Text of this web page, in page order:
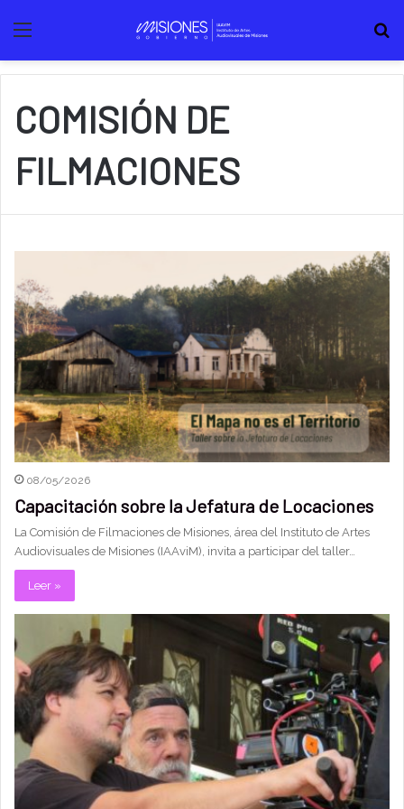
COMISIÓN DE
FILMACIONES
08/05/2026
Capacitación sobre la Jefatura de Locaciones
La Comisión de Filmaciones de Misiones, área del Instituto de Artes
Audiovisuales de Misiones (IAAviM), invita a participar del taller…
Leer »